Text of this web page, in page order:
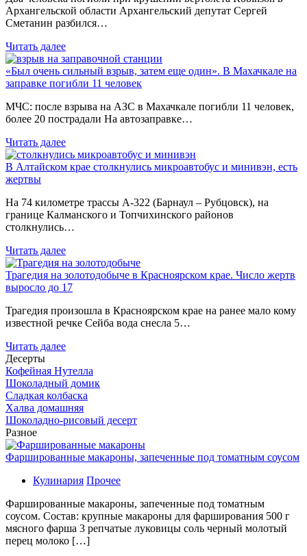
Архангельской области Архангельский депутат Сергей
Сметанин разбился…
Читать далее
«Был очень сильный взрыв, затем еще один». В Махачкале на
заправке погибли 11 человек
МЧС: после взрыва на АЗС в Махачкале погибли 11 человек,
более 20 пострадали На автозаправке…
Читать далее
В Алтайском крае столкнулись микроавтобус и минивэн, есть
жертвы
На 74 километре трассы А-322 (Барнаул – Рубцовск), на
границе Калманского и Топчихинского районов
столкнулись…
Читать далее
Трагедия на золотодобыче в Красноярском крае. Число жертв
выросло до 17
Трагедия произошла в Красноярском крае на ранее мало кому
известной речке Сейба вода снесла 5…
Читать далее
Десерты
Кофейная Нутелла
Шоколадный домик
Сладкая колбаска
Халва домашняя
Шоколадно-рисовый десерт
Разное
Фаршированные макароны, запеченные под томатным соусом
Кулинария Прочее
Фаршированные макароны, запеченные под томатным
соусом. Состав: крупные макароны для фарширования 500 г
мясного фарша 3 репчатые луковицы соль черный молотый
перец молоко […]